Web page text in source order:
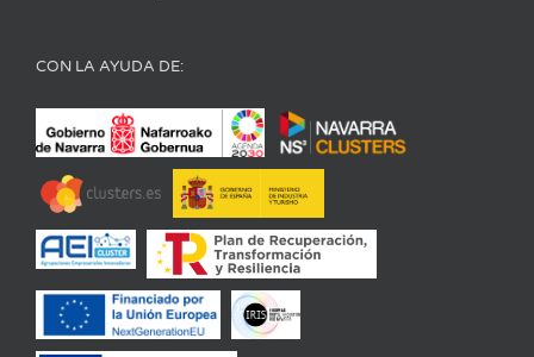
CON LA AYUDA DE: